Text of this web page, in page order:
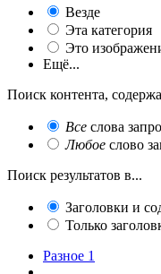
Везде
Эта категория
Это
Ещё...
Поиск контента,
Все слова
Любое слово
Поиск результатов в...
Заголовки и
Только
Разное 1